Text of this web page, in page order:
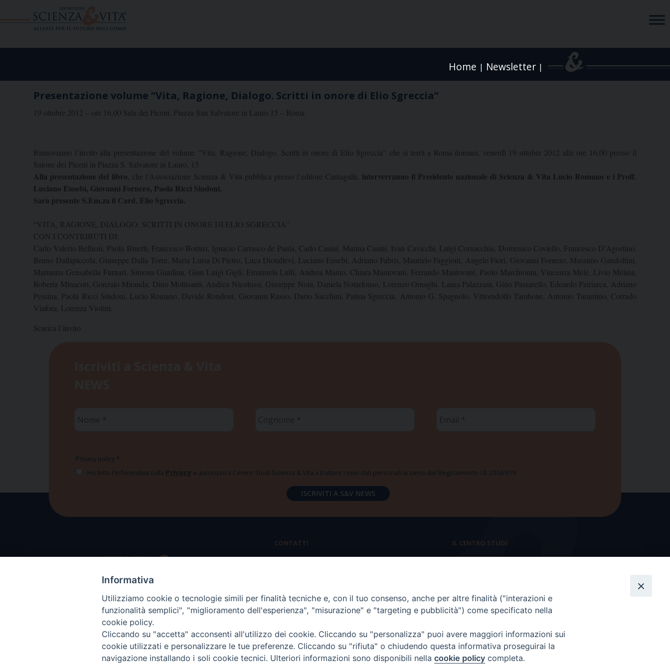
Home | Newsletter |
Presentazione volume “Vita, Ragione, Dialogo. Scritti in onore di Elio Sgreccia”
19 ottobre 2012 – ore 16,00 Sala dei Piceni, Piazza San Salvatore in Lauro 15 – Roma
Rinnoviamo l’invito alla presentazione del volume "Vita, Ragione, Dialogo. Scritti in onore di Elio Sgreccia" che si terrà a Roma domani, venerdì 19 ottobre 2012 alle ore 16,00 presso il
Salone dei Piceni in Piazza S. Salvatore in Lauro, 15
Alla presentazione del libro, che l’Associazione Scienza & Vita pubblica presso l’editore Cantagalli, interverranno il Presidente nazionale di Scienza & Vita Lucio Romano e i Proff.
Luciano Eusebi, Giovanni Fornero, Paola Ricci Sindoni.
Sarà presente S.Em.za il Card. Elio Sgreccia.
“VITA, RAGIONE, DIALOGO. SCRITTI IN ONORE DI ELIO SGRECCIA”
CON I CONTRIBUTI DI:
Carlo Valerio Bellieni, Paola Binetti, Francesco Botturi, Ignacio Carrasco de Paula, Carlo Casini, Marina Casini, Ivan Cavicchi, Luigi Cornacchia, Domenico Coviello, Francesco D’Agostino,
Bruno Dallapiccola, Giuseppe Dalla Torre, Maria Luisa Di Pietro, Luca Diotallevi, Luciano Eusebi, Adriano Fabris, Maurizio Faggioni, Angelo Fiori, Giovanni Fornero, Massimo Gandolfini,
Marianna Gensabella Furnari, Simona Giardina, Gian Luigi Gigli, Emanuela Lulli, Andrea Manto, Chiara Mantovani, Ferrando Mantovani, Paolo Marchionni, Vincenza Mele, Livio Melina,
Roberta Minacori, Gonzalo Miranda, Dino Moltisanti, Andrea Nicolussi, Giuseppe Noia, Daniela Notarfonso, Lorenzo Ornaghi, Laura Palazzani, Gino Passarello, Edoardo Patriarca, Adriano
Pessina, Paola Ricci Sindoni, Lucio Romano, Davide Rondoni, Giovanni Russo, Dario Sacchini, Palma Sgreccia, Antonio G. Spagnolo, Vittoradolfo Tambone, Antonio Tarantino, Corrado
Viafora, Lorenza Violini.
Scarica l’invito
Privacy policy *
Ho letto l'informativa sulla Privacy e autorizzo il Centro Studi Scienza & Vita a trattare i miei dati personali ai sensi del Regolamento UE 2016/679
CONTATTI
segreteria@scienzaevita.org
IL CENTRO STUDI
Presidenza e ufficio presidenza
Coordinamento nazionale
Informativa
Utilizziamo cookie o tecnologie simili per finalità tecniche e, con il tuo consenso, anche per altre finalità ("interazioni e
funzionalità semplici", "miglioramento dell'esperienza", "misurazione" e "targeting e pubblicità") come specificato nella
cookie policy.
Cliccando su "accetta" acconsenti all'utilizzo dei cookie. Cliccando su "personalizza" puoi avere maggiori informazioni sui
cookie utilizzati e personalizzare le tue preferenze. Cliccando su "rifiuta" o chiudendo questa informativa proseguirai la
navigazione installando i soli cookie tecnici. Ulteriori informazioni sono disponibili nella cookie policy completa.